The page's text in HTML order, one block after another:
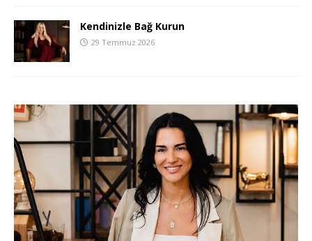
Kendinizle Bağ Kurun
29 Temmuz 2026